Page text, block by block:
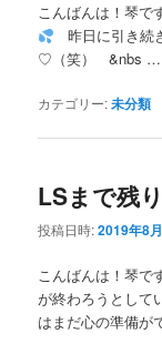
こんばんは！琴で
昨日に引き続
♡（笑） &nbs
カテゴリー:未分類
LSまで残
投稿日時:2019年8
こんばんは！琴で
が終わろうとして
はまだ心の準備